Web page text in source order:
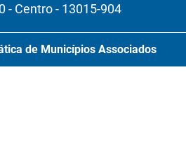
- Centro - 13015-904
de Municípios Associados